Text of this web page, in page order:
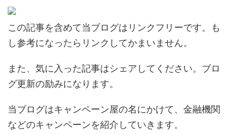
この記事を含めて当ブログはリンクフリーです。も
し参考になったらリンクしてかまいません。
また、気に入った記事はシェアしてください。ブロ
グ更新の励みになります。
当ブログはキャンペーン屋の名にかけて、金融機関
などのキャンペーンを紹介していきます。